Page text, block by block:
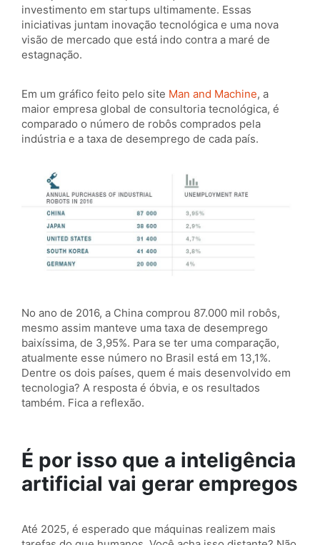
investimento em startups ultimamente. Essas
iniciativas juntam inovação tecnológica e uma nova
visão de mercado que está indo contra a maré de
estagnação.
Em um gráfico feito pelo site Man and Machine, a
maior empresa global de consultoria tecnológica, é
comparado o número de robôs comprados pela
indústria e a taxa de desemprego de cada país.
No ano de 2016, a China comprou 87.000 mil robôs,
mesmo assim manteve uma taxa de desemprego
baixíssima, de 3,95%. Para se ter uma comparação,
atualmente esse número no Brasil está em 13,1%.
Dentre os dois países, quem é mais desenvolvido em
tecnologia? A resposta é óbvia, e os resultados
também. Fica a reflexão.
É por isso que a inteligência
artificial vai gerar empregos
Até 2025, é esperado que máquinas realizem mais